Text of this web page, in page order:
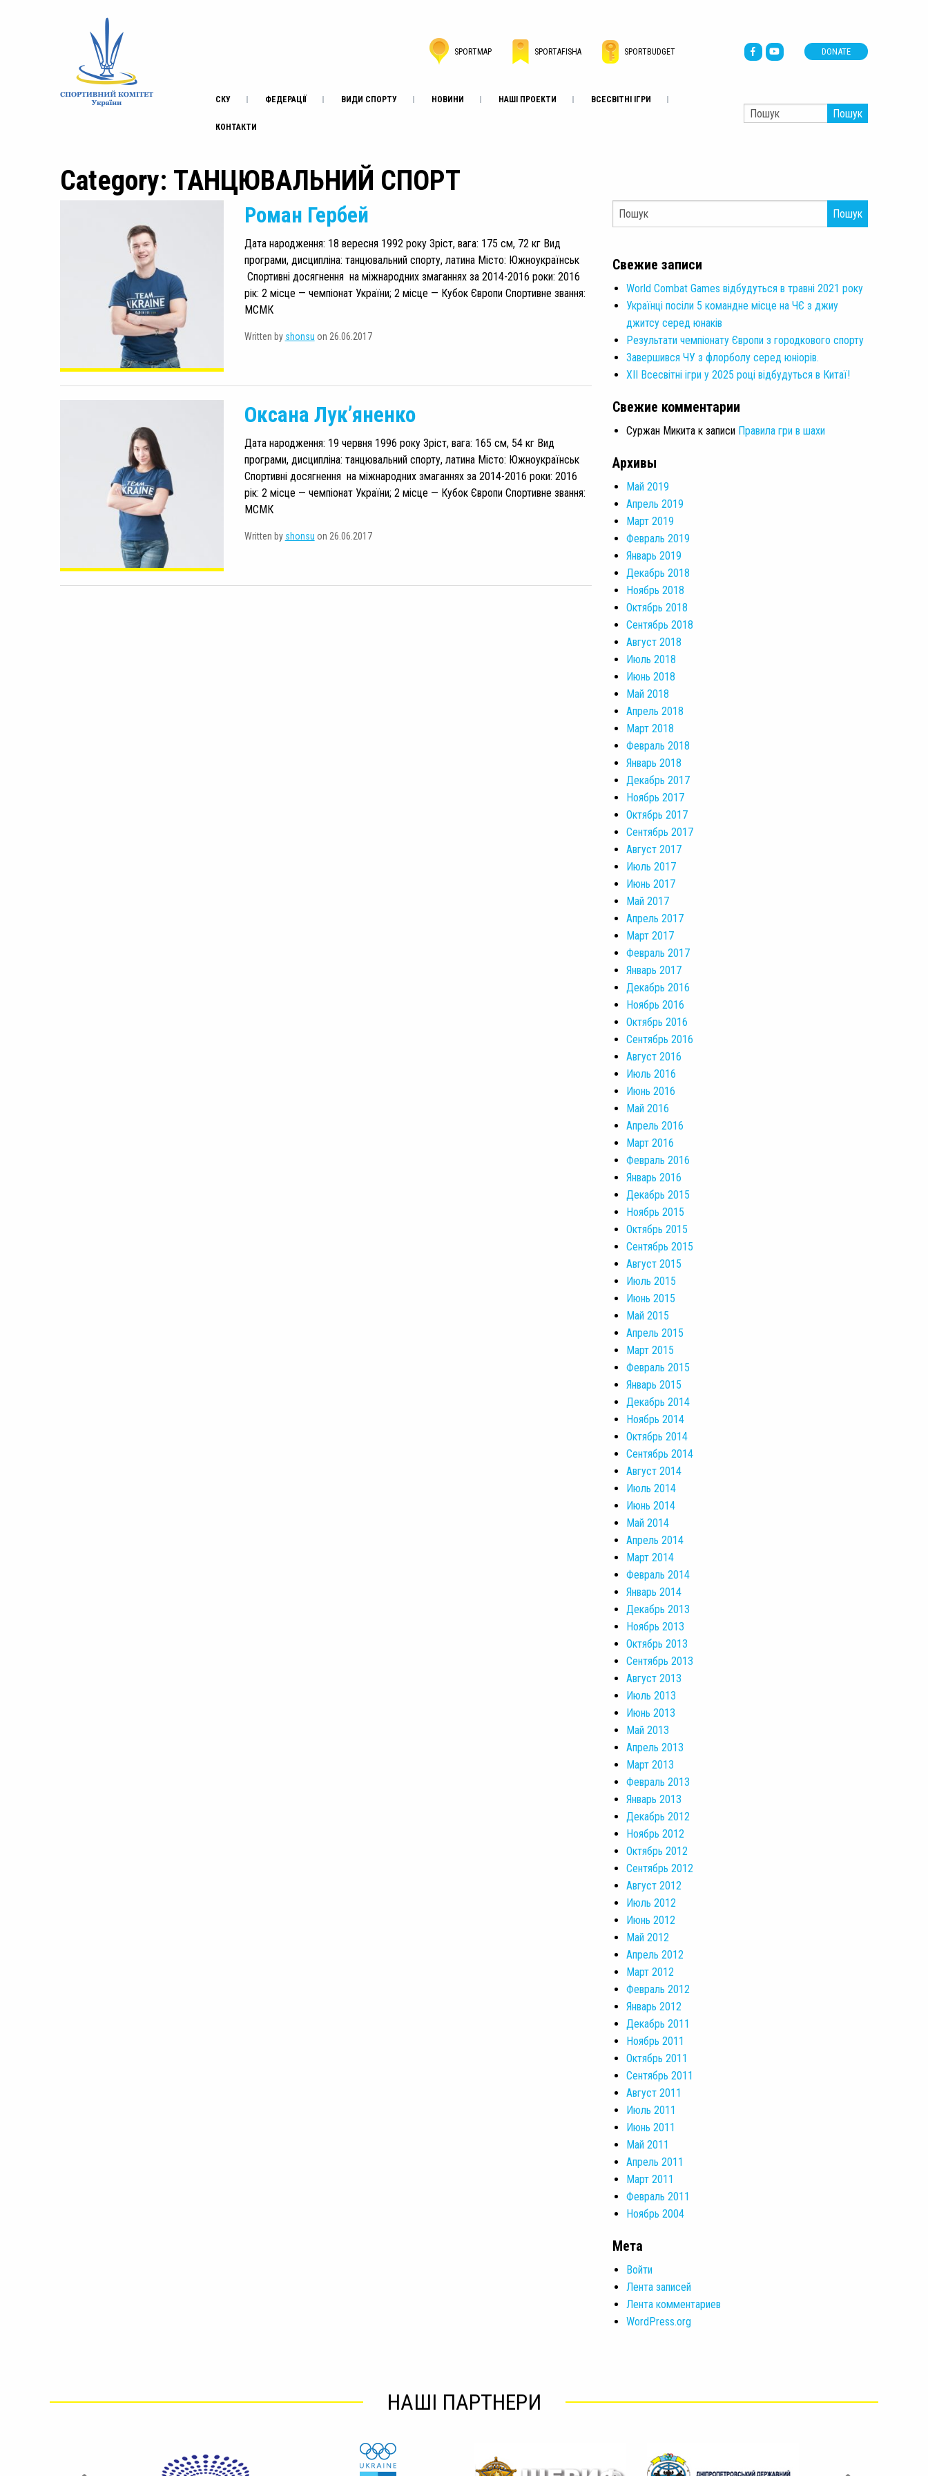
SPORTMAP SPORTAFISHA SPORTBUDGET DONATE
СКУ ФЕДЕРАЦІЇ ВИДИ СПОРТУ НОВИНИ НАШІ ПРОЕКТИ ВСЕСВІТНІ ІГРИ
КОНТАКТИ
Пошук
Category: ТАНЦЮВАЛЬНИЙ СПОРТ
Роман Гербей
Дата народження: 18 вересня 1992 року Зріст, вага: 175 см, 72 кг Вид
програми, дисципліна: танцювальний спорту, латина Місто: Южноукраїнськ
Спортивні досягнення на міжнародних змаганнях за 2014-2016 роки: 2016
рік: 2 місце — чемпіонат України; 2 місце — Кубок Європи Спортивне звання:
МСМК
Written by shonsu on 26.06.2017
Оксана Лук’яненко
Дата народження: 19 червня 1996 року Зріст, вага: 165 см, 54 кг Вид
програми, дисципліна: танцювальний спорту, латина Місто: Южноукраїнськ
Спортивні досягнення на міжнародних змаганнях за 2014-2016 роки: 2016
рік: 2 місце — чемпіонат України; 2 місце — Кубок Європи Спортивне звання:
МСМК
Written by shonsu on 26.06.2017
Пошук
Свежие записи
World Combat Games відбудуться в травні 2021 року
Українці посіли 5 командне місце на ЧЄ з джиу
джитсу серед юнаків
Результати чемпіонату Європи з городкового спорту
Завершився ЧУ з флорболу серед юніорів.
XII Всесвітні ігри у 2025 році відбудуться в Китаї!
Свежие комментарии
Суржан Микита к записи Правила гри в шахи
Архивы
Май 2019
Апрель 2019
Март 2019
Февраль 2019
Январь 2019
Декабрь 2018
Ноябрь 2018
Октябрь 2018
Сентябрь 2018
Август 2018
Июль 2018
Июнь 2018
Май 2018
Апрель 2018
Март 2018
Февраль 2018
Январь 2018
Декабрь 2017
Ноябрь 2017
Октябрь 2017
Сентябрь 2017
Август 2017
Июль 2017
Июнь 2017
Май 2017
Апрель 2017
Март 2017
Февраль 2017
Январь 2017
Декабрь 2016
Ноябрь 2016
Октябрь 2016
Сентябрь 2016
Август 2016
Июль 2016
Июнь 2016
Май 2016
Апрель 2016
Март 2016
Февраль 2016
Январь 2016
Декабрь 2015
Ноябрь 2015
Октябрь 2015
Сентябрь 2015
Август 2015
Июль 2015
Июнь 2015
Май 2015
Апрель 2015
Март 2015
Февраль 2015
Январь 2015
Декабрь 2014
Ноябрь 2014
Октябрь 2014
Сентябрь 2014
Август 2014
Июль 2014
Июнь 2014
Май 2014
Апрель 2014
Март 2014
Февраль 2014
Январь 2014
Декабрь 2013
Ноябрь 2013
Октябрь 2013
Сентябрь 2013
Август 2013
Июль 2013
Июнь 2013
Май 2013
Апрель 2013
Март 2013
Февраль 2013
Январь 2013
Декабрь 2012
Ноябрь 2012
Октябрь 2012
Сентябрь 2012
Август 2012
Июль 2012
Июнь 2012
Май 2012
Апрель 2012
Март 2012
Февраль 2012
Январь 2012
Декабрь 2011
Ноябрь 2011
Октябрь 2011
Сентябрь 2011
Август 2011
Июль 2011
Июнь 2011
Май 2011
Апрель 2011
Март 2011
Февраль 2011
Ноябрь 2004
Мета
Войти
Лента записей
Лента комментариев
WordPress.org
НАШІ ПАРТНЕРИ